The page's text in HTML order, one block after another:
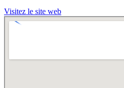
Visitez le site web